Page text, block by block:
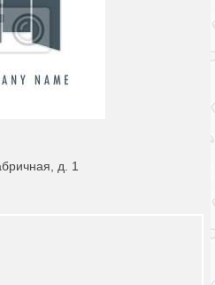
д. 1